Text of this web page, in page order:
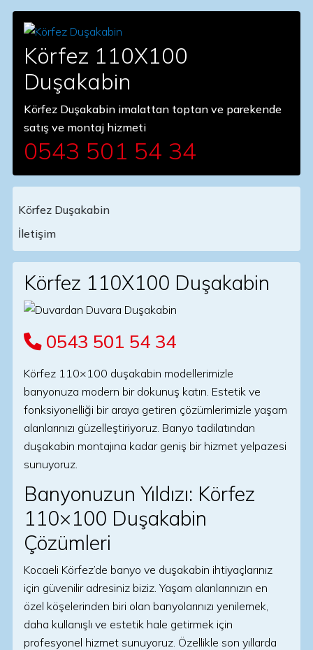
Körfez 110X100
Duşakabin
Körfez Duşakabin imalattan toptan ve parekende
satış ve montaj hizmeti
0543 501 54 34
Main Navigation
Körfez Duşakabin
İletişim
Körfez 110X100 Duşakabin
0543 501 54 34
Körfez 110×100 duşakabin modellerimizle
banyonuza modern bir dokunuş katın. Estetik ve
fonksiyonelliği bir araya getiren çözümlerimizle yaşam
alanlarınızı güzelleştiriyoruz. Banyo tadilatından
duşakabin montajına kadar geniş bir hizmet yelpazesi
sunuyoruz.
Banyonuzun Yıldızı: Körfez
110×100 Duşakabin
Çözümleri
Kocaeli Körfez’de banyo ve duşakabin ihtiyaçlarınız
için güvenilir adresiniz biziz. Yaşam alanlarınızın en
özel köşelerinden biri olan banyolarınızı yenilemek,
daha kullanışlı ve estetik hale getirmek için
profesyonel hizmet sunuyoruz. Özellikle son yıllarda